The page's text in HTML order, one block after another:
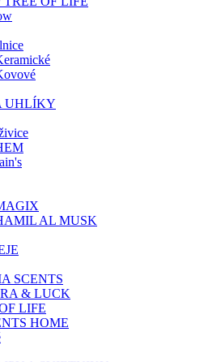
UHLÍKY
AL MUSK
SCENTS
& LUCK
LIFE
HOME